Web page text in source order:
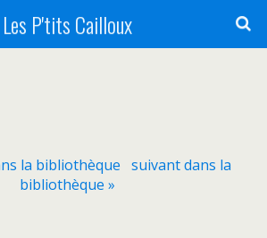
Les P'tits Cailloux
la bibliothèque suivant dans la
bibliothèque »